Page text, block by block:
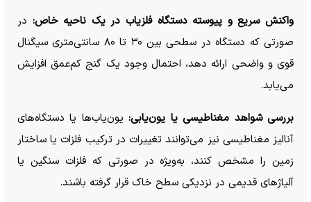
واکنش سریع و پیوسته دستگاه فلزیاب در یک ناحیه خاص: در
صورتی که دستگاه در سطحی بین ۳۰ تا ۸۰ سانتی‌متری سیگنال
قوی و واضحی ارائه دهد، احتمال وجود یک گنج کم‌عمق افزایش
می‌یابد.
بررسی شواهد مغناطیسی یا یون‌یابی:یون‌یاب‌ها یا دستگاه‌های
آنالیز مغناطیسی نیز می‌توانند تغییرات در ترکیب فلزات یا ساختار
زمین را مشخص کنند، به‌ویژه در صورتی که فلزات سنگین یا
آلیاژ‌های قدیمی در نزدیکی سطح خاک قرار گرفته باشند.